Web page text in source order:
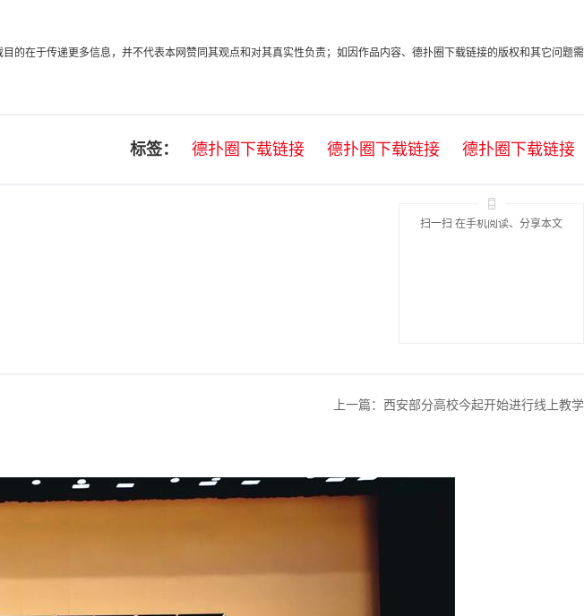
在于传递更多信息，并不代表本网赞同其观点和对其真实性负责；如因作品内容、德扑圈下载链接的版权和其它问题需
标签： 德扑圈下载链接 德扑圈下载链接 德扑圈下载链接
扫一扫 在手机阅读、分享本文
上一篇： 西安部分高校今起开始进行线上教学